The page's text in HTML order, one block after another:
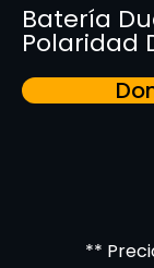
Batería
Polaridad
**